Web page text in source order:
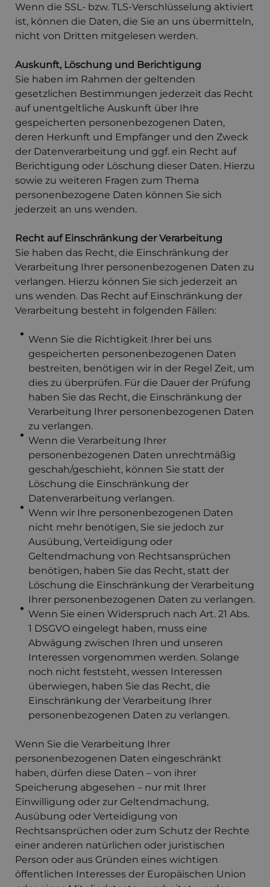
Wenn die SSL- bzw. TLS-Verschlüsselung aktiviert
ist, können die Daten, die Sie an uns übermitteln,
nicht von Dritten mitgelesen werden.
Auskunft, Löschung und Berichtigung
Sie haben im Rahmen der geltenden
gesetzlichen Bestimmungen jederzeit das Recht
auf unentgeltliche Auskunft über Ihre
gespeicherten personenbezogenen Daten,
deren Herkunft und Empfänger und den Zweck
der Datenverarbeitung und ggf. ein Recht auf
Berichtigung oder Löschung dieser Daten. Hierzu
sowie zu weiteren Fragen zum Thema
personenbezogene Daten können Sie sich
jederzeit an uns wenden.
Recht auf Einschränkung der Verarbeitung
Sie haben das Recht, die Einschränkung der
Verarbeitung Ihrer personenbezogenen Daten zu
verlangen. Hierzu können Sie sich jederzeit an
uns wenden. Das Recht auf Einschränkung der
Verarbeitung besteht in folgenden Fällen:
Wenn Sie die Richtigkeit Ihrer bei uns
gespeicherten personenbezogenen Daten
bestreiten, benötigen wir in der Regel Zeit, um
dies zu überprüfen. Für die Dauer der Prüfung
haben Sie das Recht, die Einschränkung der
Verarbeitung Ihrer personenbezogenen Daten
zu verlangen.
Wenn die Verarbeitung Ihrer
personenbezogenen Daten unrechtmäßig
geschah/geschieht, können Sie statt der
Löschung die Einschränkung der
Datenverarbeitung verlangen.
Wenn wir Ihre personenbezogenen Daten
nicht mehr benötigen, Sie sie jedoch zur
Ausübung, Verteidigung oder
Geltendmachung von Rechtsansprüchen
benötigen, haben Sie das Recht, statt der
Löschung die Einschränkung der Verarbeitung
Ihrer personenbezogenen Daten zu verlangen.
Wenn Sie einen Widerspruch nach Art. 21 Abs.
1 DSGVO eingelegt haben, muss eine
Abwägung zwischen Ihren und unseren
Interessen vorgenommen werden. Solange
noch nicht feststeht, wessen Interessen
überwiegen, haben Sie das Recht, die
Einschränkung der Verarbeitung Ihrer
personenbezogenen Daten zu verlangen.
Wenn Sie die Verarbeitung Ihrer
personenbezogenen Daten eingeschränkt
haben, dürfen diese Daten – von ihrer
Speicherung abgesehen – nur mit Ihrer
Einwilligung oder zur Geltendmachung,
Ausübung oder Verteidigung von
Rechtsansprüchen oder zum Schutz der Rechte
einer anderen natürlichen oder juristischen
Person oder aus Gründen eines wichtigen
öffentlichen Interesses der Europäischen Union